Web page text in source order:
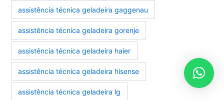
assistência técnica geladeira gaggenau
assistência técnica geladeira gorenje
assistência técnica geladeira haier
assistência técnica geladeira hisense
assistência técnica geladeira lg